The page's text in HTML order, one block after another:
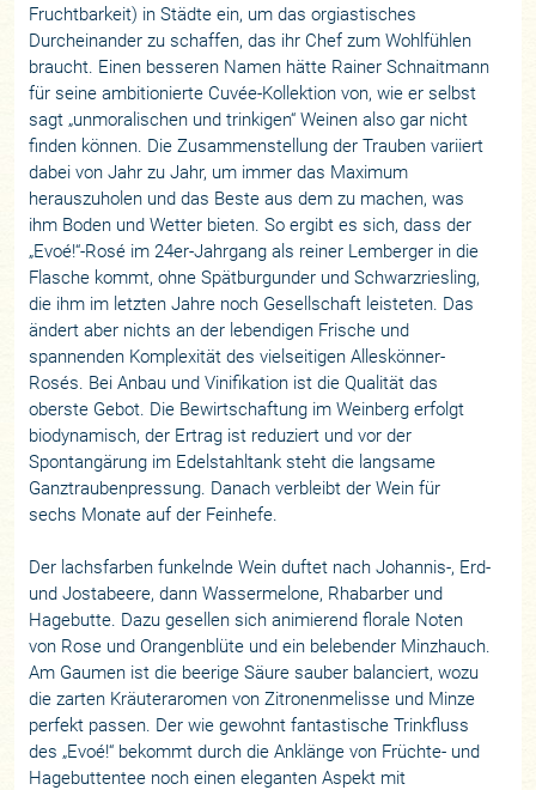
Fruchtbarkeit) in Städte ein, um das orgiastisches
Durcheinander zu schaffen, das ihr Chef zum Wohlfühlen
braucht. Einen besseren Namen hätte Rainer Schnaitmann
für seine ambitionierte Cuvée-Kollektion von, wie er selbst
sagt „unmoralischen und trinkigen“ Weinen also gar nicht
finden können. Die Zusammenstellung der Trauben variiert
dabei von Jahr zu Jahr, um immer das Maximum
herauszuholen und das Beste aus dem zu machen, was
ihm Boden und Wetter bieten. So ergibt es sich, dass der
„Evoé!“-Rosé im 24er-Jahrgang als reiner Lemberger in die
Flasche kommt, ohne Spätburgunder und Schwarzriesling,
die ihm im letzten Jahre noch Gesellschaft leisteten. Das
ändert aber nichts an der lebendigen Frische und
spannenden Komplexität des vielseitigen Alleskönner-
Rosés. Bei Anbau und Vinifikation ist die Qualität das
oberste Gebot. Die Bewirtschaftung im Weinberg erfolgt
biodynamisch, der Ertrag ist reduziert und vor der
Spontangärung im Edelstahltank steht die langsame
Ganztraubenpressung. Danach verbleibt der Wein für
sechs Monate auf der Feinhefe.
Der lachsfarben funkelnde Wein duftet nach Johannis-, Erd-
und Jostabeere, dann Wassermelone, Rhabarber und
Hagebutte. Dazu gesellen sich animierend florale Noten
von Rose und Orangenblüte und ein belebender Minzhauch.
Am Gaumen ist die beerige Säure sauber balanciert, wozu
die zarten Kräuteraromen von Zitronenmelisse und Minze
perfekt passen. Der wie gewohnt fantastische Trinkfluss
des „Evoé!“ bekommt durch die Anklänge von Früchte- und
Hagebuttentee noch einen eleganten Aspekt mit